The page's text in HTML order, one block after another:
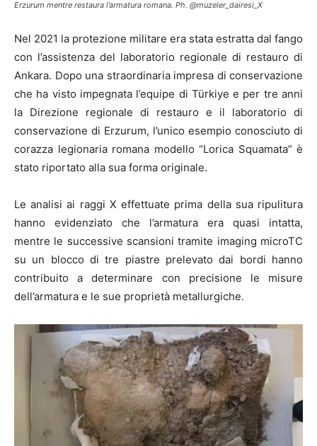
Erzurum mentre restaura l’armatura romana. Ph. @muzeler_dairesi_X
Nel 2021 la protezione militare era stata estratta dal fango
con l’assistenza del laboratorio regionale di restauro di
Ankara. Dopo una straordinaria impresa di conservazione
che ha visto impegnata l’equipe di Türkiye e per tre anni
la Direzione regionale di restauro e il laboratorio di
conservazione di Erzurum, l’unico esempio conosciuto di
corazza legionaria romana modello “Lorica Squamata” è
stato riportato alla sua forma originale.
Le analisi ai raggi X effettuate prima della sua ripulitura
hanno evidenziato che l’armatura era quasi intatta,
mentre le successive scansioni tramite imaging microTC
su un blocco di tre piastre prelevato dai bordi hanno
contribuito a determinare con precisione le misure
dell’armatura e le sue proprietà metallurgiche.